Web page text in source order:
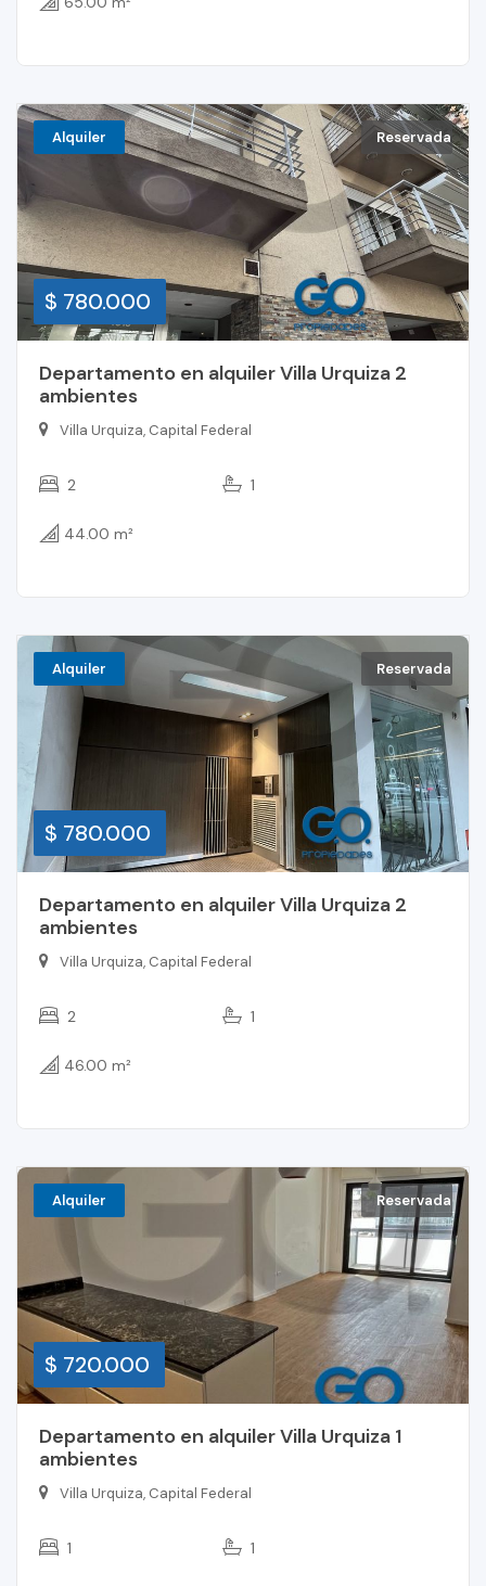
Alquiler Reservada
$ 780.000
Departamento en alquiler Villa Urquiza 2
ambientes
Villa Urquiza, Capital Federal
2 1
44.00 m²
Alquiler Reservada
$ 780.000
Departamento en alquiler Villa Urquiza 2
ambientes
Villa Urquiza, Capital Federal
2 1
46.00 m²
Alquiler Reservada
$ 720.000
Departamento en alquiler Villa Urquiza 1
ambientes
Villa Urquiza, Capital Federal
1 1